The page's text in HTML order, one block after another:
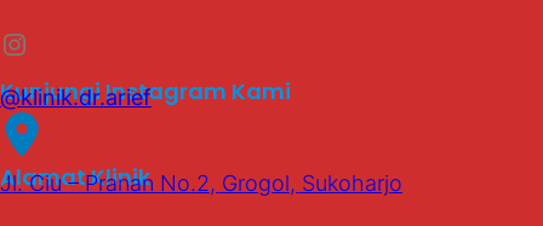
Instagram
Kunjungi Instagram Kami
@klinik.dr.arief
Alamat Klinik
Jl. Ciu – Pranan No.2, Grogol, Sukoharjo